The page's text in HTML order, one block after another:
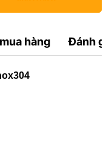
hàng Đánh